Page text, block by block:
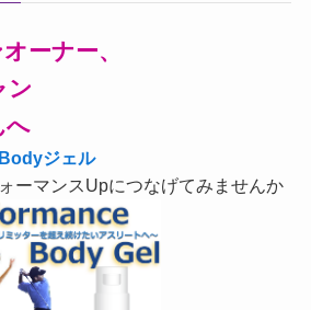
ーナー、
ン
へ
ジェル
ーマンスUpにつなげてみませんか